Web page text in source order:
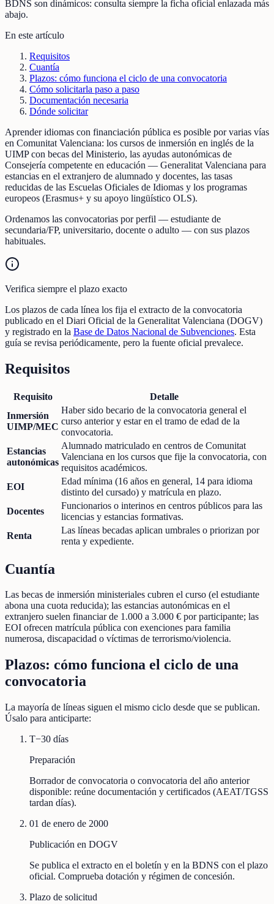
BDNS son dinámicos: consulta siempre la ficha oficial enlazada más
abajo.
En este artículo
Requisitos
Cuantía
Plazos: cómo funciona el ciclo de una convocatoria
Cómo solicitarla paso a paso
Documentación necesaria
Dónde solicitar
Aprender idiomas con financiación pública es posible por varias vías
en Comunitat Valenciana: los cursos de inmersión en inglés de la
UIMP con becas del Ministerio, las ayudas autonómicas de
Consejería competente en educación — Generalitat Valenciana para
estancias en el extranjero de alumnado y docentes, las tasas
reducidas de las Escuelas Oficiales de Idiomas y los programas
europeos (Erasmus+ y su apoyo lingüístico OLS).
Ordenamos las convocatorias por perfil — estudiante de
secundaria/FP, universitario, docente o adulto — con sus plazos
habituales.
Verifica siempre el plazo exacto
Los plazos de cada línea los fija el extracto de la convocatoria
publicado en el Diari Oficial de la Generalitat Valenciana (DOGV)
y registrado en la Base de Datos Nacional de Subvenciones. Esta
guía se revisa periódicamente, pero la fuente oficial prevalece.
Requisitos
Requisito
Detalle
Inmersión
UIMP/MEC
Haber sido becario de la convocatoria general el
curso anterior y estar en el tramo de edad de la
convocatoria.
Estancias
autonómicas
Alumnado matriculado en centros de Comunitat
Valenciana en los cursos que fije la convocatoria, con
requisitos académicos.
EOI
Edad mínima (16 años en general, 14 para idioma
distinto del cursado) y matrícula en plazo.
Docentes
Funcionarios o interinos en centros públicos para las
licencias y estancias formativas.
Renta
Las líneas becadas aplican umbrales o priorizan por
renta y expediente.
Cuantía
Las becas de inmersión ministeriales cubren el curso (el estudiante
abona una cuota reducida); las estancias autonómicas en el
extranjero suelen financiar de 1.000 a 3.000 € por participante; las
EOI ofrecen matrícula pública con exenciones para familia
numerosa, discapacidad o víctimas de terrorismo/violencia.
Plazos: cómo funciona el ciclo de una
convocatoria
La mayoría de líneas siguen el mismo ciclo desde que se publican.
Úsalo para anticiparte:
T−30 días
Preparación
Borrador de convocatoria o convocatoria del año anterior
disponible: reúne documentación y certificados (AEAT/TGSS
tardan días).
01 de enero de 2000
Publicación en DOGV
Se publica el extracto en el boletín y en la BDNS con el plazo
oficial. Comprueba dotación y régimen de concesión.
Plazo de solicitud